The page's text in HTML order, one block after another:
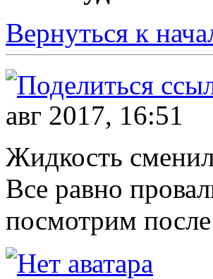
Вернуться к
авг 2017, 16:51
Жидкость
Все равно
посмотрим после